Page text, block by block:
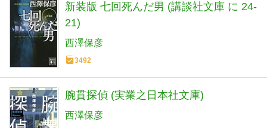
新装版 七回死んだ男 (講談社文庫 に 24-
21)
西澤保彦
3492
腕貫探偵 (実業之日本社文庫)
西澤保彦